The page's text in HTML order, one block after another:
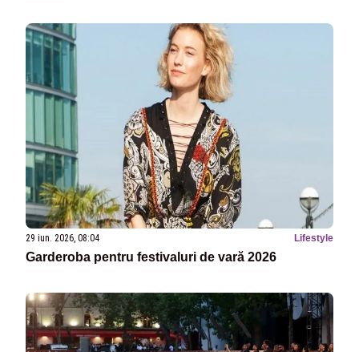
29 iun. 2026, 08:04 Lifestyle
Garderoba pentru festivaluri de vară 2026